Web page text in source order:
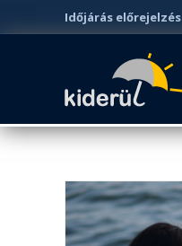
Időjárás előrejelzés